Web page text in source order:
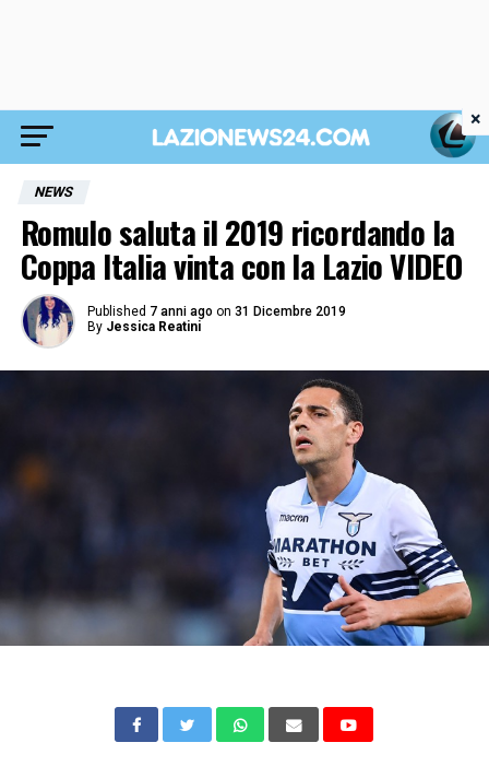
NEWS
Romulo saluta il 2019 ricordando la
Coppa Italia vinta con la Lazio VIDEO
Published 7 anni ago on 31 Dicembre 2019
By Jessica Reatini
×